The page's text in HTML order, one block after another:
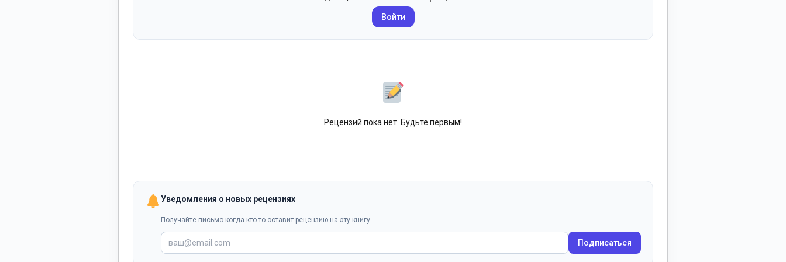
Войти
Рецензий пока нет. Будьте первым!
Уведомления о новых рецензиях
Получайте письмо когда кто-то оставит рецензию на эту книгу.
Подписаться